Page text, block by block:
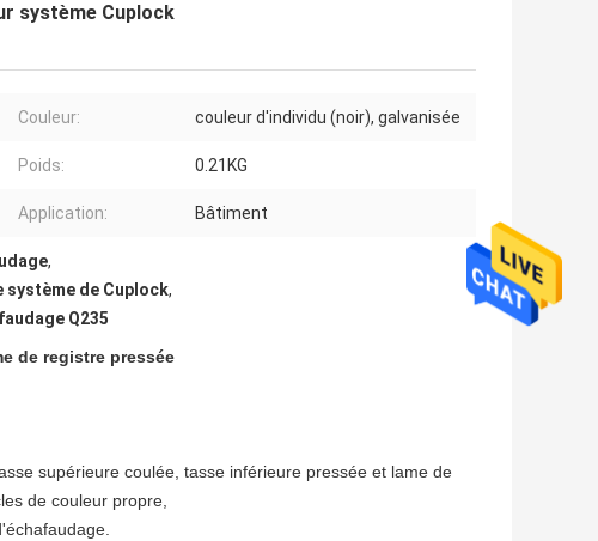
système Cuplock
Couleur: couleur d'individu (noir), galvanisée
Poids: 0.21KG
Application: Bâtiment
,
système de Cuplock,
Q235
de registre pressée
supérieure coulée, tasse inférieure pressée et lame de
de couleur propre,